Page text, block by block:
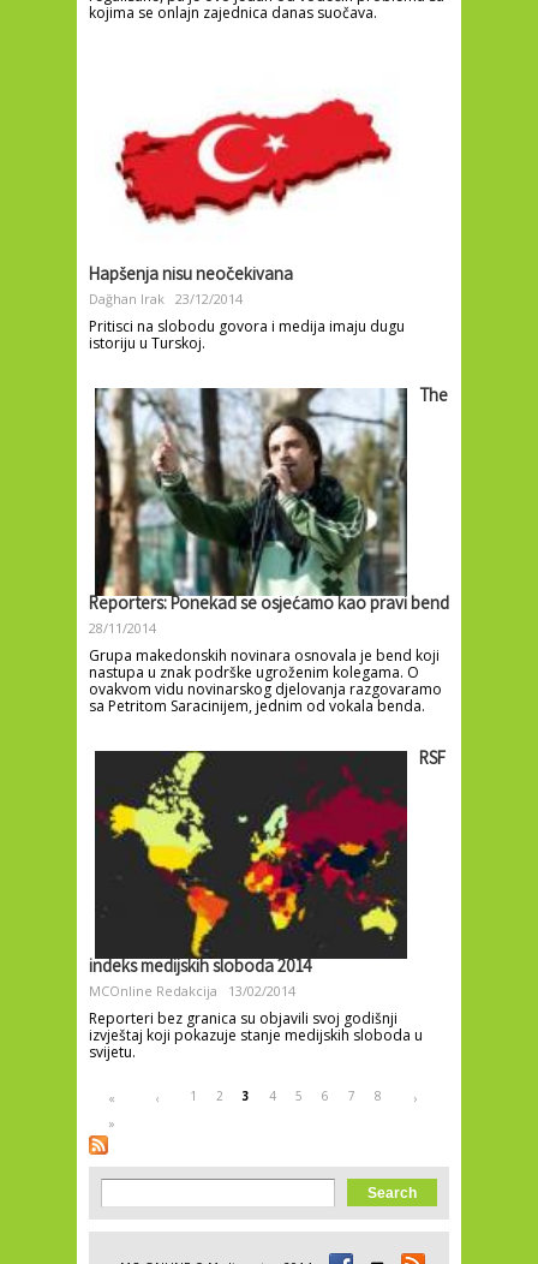
kojima se onlajn zajednica danas suočava.
Hapšenja nisu neočekivana
Dağhan Irak 23/12/2014
Pritisci na slobodu govora i medija imaju dugu
istoriju u Turskoj.
The
Reporters: Ponekad se osjećamo kao pravi bend
28/11/2014
Grupa makedonskih novinara osnovala je bend koji
nastupa u znak podrške ugroženim kolegama. O
ovakvom vidu novinarskog djelovanja razgovaramo
sa Petritom Saracinijem, jednim od vokala benda.
RSF
indeks medijskih sloboda 2014
MCOnline Redakcija 13/02/2014
Reporteri bez granica su objavili svoj godišnji
izvještaj koji pokazuje stanje medijskih sloboda u
svijetu.
Pages
« ‹ 1 2 3 4 5 6 7 8
›
»
Search form
Search